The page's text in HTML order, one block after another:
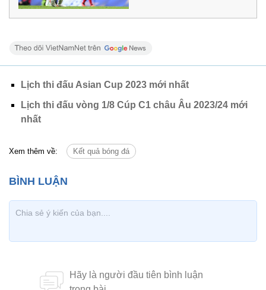
Lịch thi đấu Asian Cup 2023 mới nhất
Lịch thi đấu vòng 1/8 Cúp C1 châu Âu 2023/24 mới
nhất
Xem thêm về: Kết quả bóng đá